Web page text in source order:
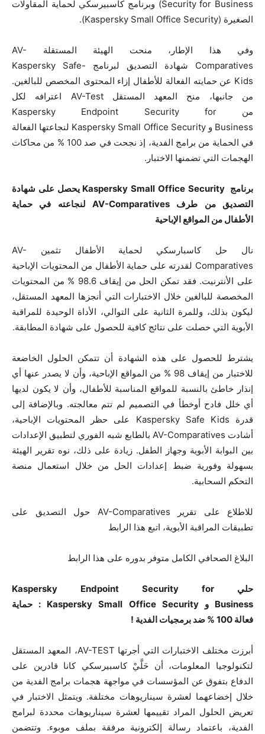
Security for Business) وبرنامج كاسبيرسكي لحماية المقاولات
الصغيرة (Kaspersky Small Office Security).
وفي هذا الإطار، منحت الهيئة المستقلة AV-
Comparatives شهادة التصديق لبرنامج Kaspersky Safe-
Kids عن حمايته الفعالة للأطفال إزاء المحتوى المخصص للبالغين.
من جانبها، منح المعهد المستقل AV-Test اعترافه لكل
من Kaspersky Endpoint Security for
Business و Kaspersky Small Office Security لنجاعتها الفعالة
في الحماية من برامج الفدية، إذ نجحت في صد 100 % من محاكات
الهجمات التي تضمنها الاختبار.
برنامج
Kaspersky Small Office Security يحصل على شهادة
التصديق من طرف
AV-Comparatives لنجاعته في حماية
الأطفال من المواقع الإباحية
نال حل كاسبارسكي لحماية الأطفال تثمين AV-
Comparatives لقدرته على حماية الأطفال من المحتويات الإباحية
على الأنترنيت. فقد تمكن الحل من إيقاف 98.6 % من المحتويات
المخصصة للبالغين خلال الاختبارات التي أنجزها المعهد المستقل،
ليكون بذلك، وللمرة الثانية على التوالي، الأداة الوحيدة للمراقبة
الأبوية التي حصلت على نتائج كافية للحصول على شهادة المطابقة.
يشترط للحصول على هذه الشهادة أن تتمكن الحلول الخاضعة
للاختبار من إيقاف 98 % من المواقع الإباحية، وأن لا يصدر عنها أي
إنذار خاطئ بالنسبة للمواقع المناسبة للأطفال، وأن لا يكون لديها
أي خلل فادح أوخطأ في التصميم لم تتم معالجته. وبالإضافة إلى
قدرة Kaspersky Safe Kids على حظر المحتويات الإباحية،
أشادت AV-Comparatives بالطابع شبه الفوري لتطبيق الإعدادات
بين البوابة الأبوية وجهاز الطفل. زيادة على ذلك، نوه تقرير الهيئة
بسهولة وفورية ضبط إعدادات الحل من خلال استعمال منصة
التحكم السحابية.
للاطلاع على تقرير AV-Comparatives حول التصديق على
تطبيقات المراقبة الأبوية، اتبع هذا الرابط
البلاغ الصحافي الكامل متوفر بدوره على هذا الرابط
حلي Kaspersky Endpoint Security for
Business و
Kaspersky Small Office Security : حماية
فعالة 100 % ضد برمجيات الفدية !
أبرزت مختلف الاختبارات التي أجرتها AV-TEST، المعهد المستقل
لتكنولوجيا المعلومات، أن حَلَّيْ كاسبيرسكي كانا قادرين على
الدفاع بتفوق عن المؤسسات في مواجهة هجمات برامج الفدية من
خلال إخضاعهما لعشرة سيناريوهات مختلفة. ويتمثل الاختبار في
تعريض الحلول المراد تقييمها لعشرة سيناريوهات محددة لبرامج
الفدية، باعتماد رسالة إلكترونية مرفقة بملف موبوء. وتتضمن